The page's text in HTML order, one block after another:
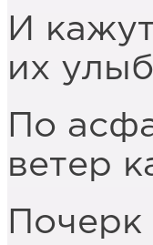
И
их
По
ветер